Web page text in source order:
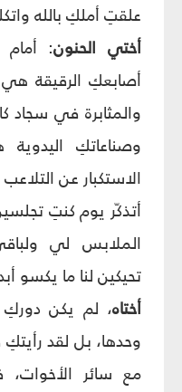
علقتِ أملكِ بالله
أختي الحنون: أمام
أصابعكِ الرقيقة
والمثابرة في سجاد
وصناعاتكِ
الاستكبار عن
أتذكّر يوم كنتِ
الملابس لي
تحيكين لنا ما يكسو
أختاه، لم يكن دوركِ
وحدها، بل لقد
مع سائر